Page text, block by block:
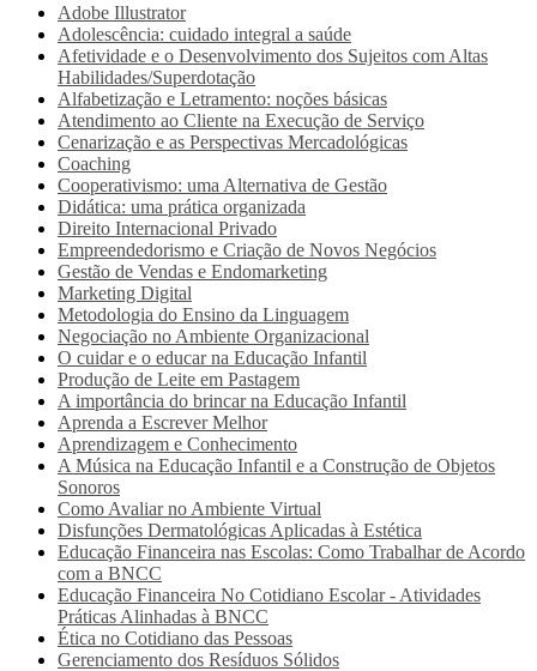
Adobe Illustrator
Adolescência: cuidado integral a saúde
Afetividade e o Desenvolvimento dos Sujeitos com Altas
Habilidades/Superdotação
Alfabetização e Letramento: noções básicas
Atendimento ao Cliente na Execução de Serviço
Cenarização e as Perspectivas Mercadológicas
Coaching
Cooperativismo: uma Alternativa de Gestão
Didática: uma prática organizada
Direito Internacional Privado
Empreendedorismo e Criação de Novos Negócios
Gestão de Vendas e Endomarketing
Marketing Digital
Metodologia do Ensino da Linguagem
Negociação no Ambiente Organizacional
O cuidar e o educar na Educação Infantil
Produção de Leite em Pastagem
A importância do brincar na Educação Infantil
Aprenda a Escrever Melhor
Aprendizagem e Conhecimento
A Música na Educação Infantil e a Construção de Objetos
Sonoros
Como Avaliar no Ambiente Virtual
Disfunções Dermatológicas Aplicadas à Estética
Educação Financeira nas Escolas: Como Trabalhar de Acordo
com a BNCC
Educação Financeira No Cotidiano Escolar - Atividades
Práticas Alinhadas à BNCC
Ética no Cotidiano das Pessoas
Gerenciamento dos Resíduos Sólidos